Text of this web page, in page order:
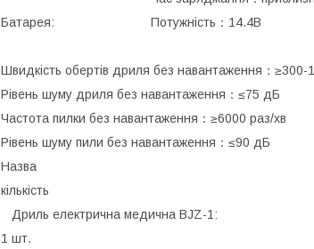
Батарея: Потужність：14.4В
Швидкість обертів дриля без навантаження：≥300-
Рівень шуму дриля без навантаження：≤75 дБ
Частота пилки без навантаження：≥6000 раз/хв
Рівень шуму пили без навантаження：≤90 дБ
Назва
кількість
Дриль електрична медична BJZ-1:
1 шт.